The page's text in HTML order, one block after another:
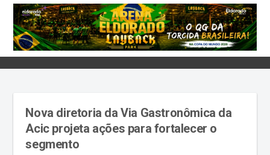
Nova diretoria da Via Gastronômica da
Acic projeta ações para fortalecer o
segmento